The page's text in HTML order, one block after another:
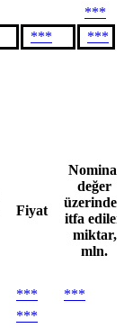
***
***
***
Fiyat
Nominal
değer
üzerinden
itfa edilen
miktar,
mln.
***
***
***